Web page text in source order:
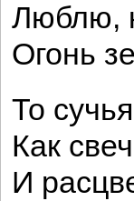
Люблю,
Огонь
То
Как
И